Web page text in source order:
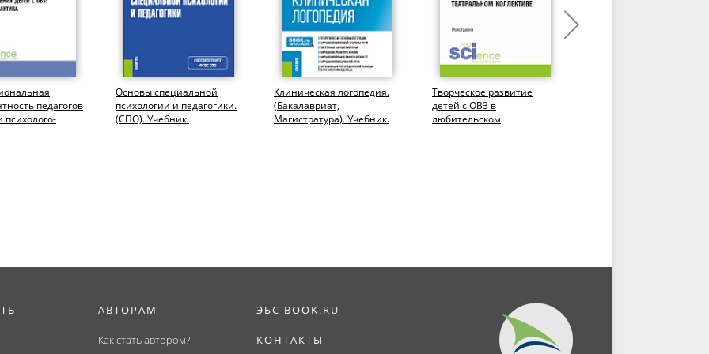
педагогов
психолого-
Основы специальной
психологии и педагогики.
(СПО). Учебник.
Клиническая логопедия.
(Бакалавриат,
Магистратура). Учебник.
Творческое развитие
детей с ОВЗ в
любительском
АВТОРАМ
Как стать автором?
ЭБС BOOK.RU
КОНТАКТЫ